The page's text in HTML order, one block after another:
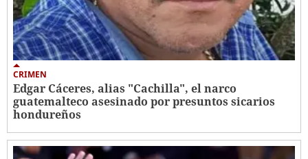
CRIMEN
Edgar Cáceres, alias "Cachilla", el narco
guatemalteco asesinado por presuntos sicarios
hondureños